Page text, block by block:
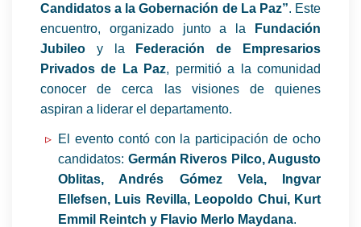
Candidatos a la Gobernación de La Paz”. Este
encuentro, organizado junto a la
Fundación
Jubileo y la
Federación de Empresarios
Privados de La Paz, permitió a la comunidad
conocer de cerca las visiones de quienes
aspiran a liderar el departamento.
El evento contó con la participación de ocho
candidatos: Germán Riveros Pilco, Augusto
Oblitas, Andrés Gómez Vela, Ingvar
Ellefsen, Luis Revilla, Leopoldo Chui, Kurt
Emmil Reintch y Flavio Merlo Maydana.